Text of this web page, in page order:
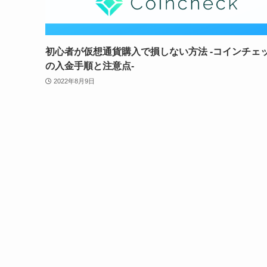
初心者が仮想通貨購入で損しない方法 -コインチェ
の入金手順と注意点-
2022年8月9日